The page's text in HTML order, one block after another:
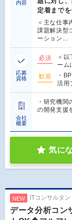
内容
定着まで
＜主な仕事
課題解決型
ーション…
応募
資格
必須
＜
ーム
歓迎
・
活用
会社
概要
・研究機
の開発支援
気に
NEW ITコンサルタン
データ分析コン